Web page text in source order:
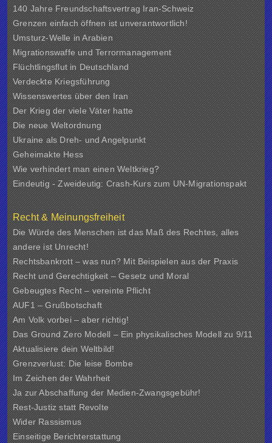
140 Jahre Freundschaftsvertrag Iran-Schweiz
Grenzen einfach öffnen ist unverantwortlich!
Umsturz-Welle in Arabien
Migrationswaffe und Terrormanagement
Flüchtlingsflut in Deutschland
Verdeckte Kriegsführung
Wissenswertes über den Iran
Der Krieg der viele Väter hatte
Die neue Weltordnung
Ukraine als Dreh- und Angelpunkt
Geheimakte Hess
Wie verhindert man einen Weltkrieg?
Eindeutig - Zweideutig: Crash-Kurs zum UN-Migrationspakt
Recht & Meinungsfreiheit
Die Würde des Menschen ist das Maß des Rechtes, alles
andere ist Unrecht!
Rechtsbankrott – was nun? Mit Beispielen aus der Praxis
Recht und Gerechtigkeit – Gesetz und Moral
Gebeugtes Recht – vereinte Pflicht
AUF1 – Grußbotschaft
Am Volk vorbei – aber richtig!
Das Ground Zero Modell – Ein physikalisches Modell zu 9/11
Aktualisiere dein Weltbild!
Grenzverlust: Die leise Bombe
Im Zeichen der Wahrheit
Ja zur Abschaffung der Medien-Zwangsgebühr!
Rest-Justiz statt Revolte
Wider Rassismus
Einseitige Berichterstattung